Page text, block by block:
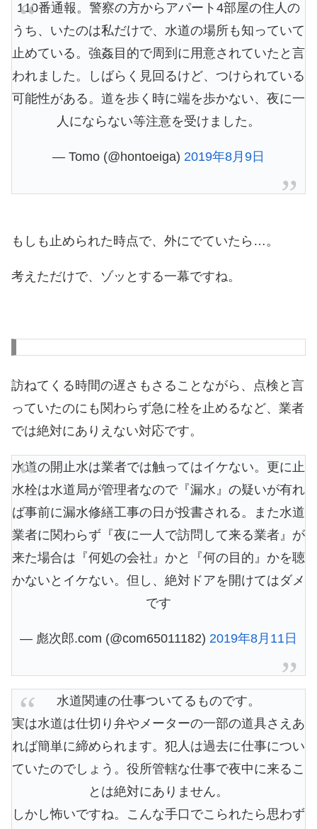
110番通報。警察の方からアパート4部屋の住人の
うち、いたのは私だけで、水道の場所も知っていて
止めている。強姦目的で周到に用意されていたと言
われました。しばらく見回るけど、つけられている
可能性がある。道を歩く時に端を歩かない、夜に一
人にならない等注意を受けました。
— Tomo (@hontoeiga) 2019年8月9日
もしも止められた時点で、外にでていたら…。
考えただけで、ゾッとする一幕ですね。
訪ねてくる時間の遅さもさることながら、点検と言
っていたのにも関わらず急に栓を止めるなど、業者
では絶対にありえない対応です。
水道の開止水は業者では触ってはイケない。更に止
水栓は水道局が管理者なので『漏水』の疑いが有れ
ば事前に漏水修繕工事の日が投書される。また水道
業者に関わらず『夜に一人で訪問して来る業者』が
来た場合は『何処の会社』かと『何の目的』かを聴
かないとイケない。但し、絶対ドアを開けてはダメ
です
— 彪次郎.com (@com65011182) 2019年8月11日
水道関連の仕事ついてるものです。
実は水道は仕切り弁やメーターの一部の道具さえあ
れば簡単に締められます。犯人は過去に仕事につい
ていたのでしょう。役所管轄な仕事で夜中に来るこ
とは絶対にありません。
しかし怖いですね。こんな手口でこられたら思わず